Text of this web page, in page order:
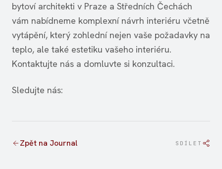
bytoví architekti v Praze a Středních Čechách
vám nabídneme komplexní návrh interiéru včetně
vytápění, který zohlední nejen vaše požadavky na
teplo, ale také estetiku vašeho interiéru.
Kontaktujte nás a domluvte si konzultaci.
Sledujte nás:
Zpět na Journal SDÍLET